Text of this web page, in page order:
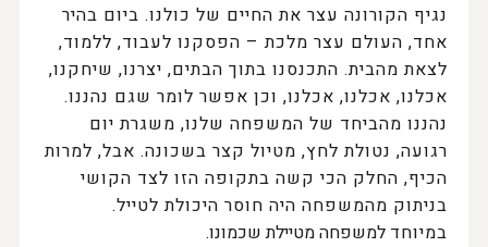
נגיף הקורונה עצר את החיים של כולנו. ביום בהיר
אחד, העולם עצר מלכת – הפסקנו לעבוד, ללמוד,
לצאת מהבית. התכנסנו בתוך הבתים, יצרנו, שיחקנו,
אכלנו, אכלנו, אכלנו, וכן אפשר לומר שגם נהננו.
נהננו מהביחד של המשפחה שלנו, משגרת יום
רגועה, נטולת לחץ, מטיול קצר בשכונה. אבל, למרות
הכיף, החלק הכי קשה בתקופה הזו לצד הקושי
בניתוק מהמשפחה היה חוסר היכולת לטייל.
במיוחד למשפחה מטיילת שכמונו.